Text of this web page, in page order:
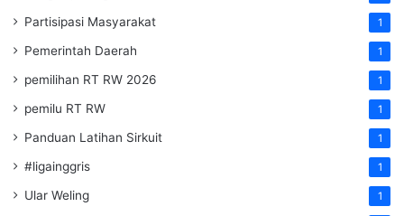
Partisipasi Masyarakat 1
Pemerintah Daerah 1
pemilihan RT RW 2026 1
pemilu RT RW 1
Panduan Latihan Sirkuit 1
#ligainggris 1
Ular Weling 1